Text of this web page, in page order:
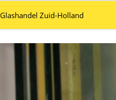
Glashandel Zuid-Holland